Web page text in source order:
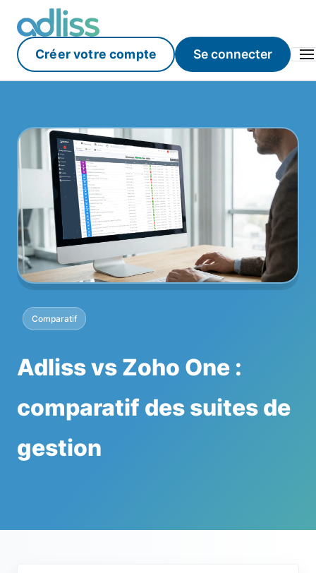
Créer votre compte Se connecter
Comparatif
Adliss vs Zoho One :
comparatif des suites de
gestion